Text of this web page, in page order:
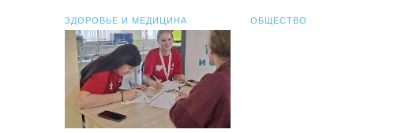
ЗДОРОВЬЕ И МЕДИЦИНА ОБЩЕСТВО